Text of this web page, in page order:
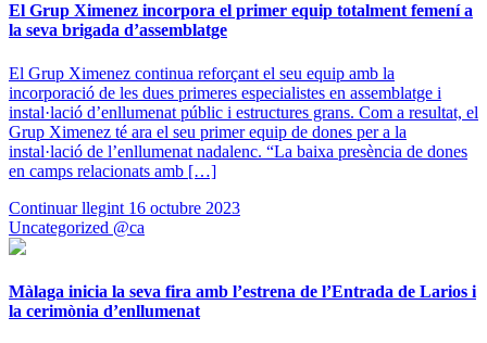
El Grup Ximenez incorpora el primer equip totalment femení a
la seva brigada d’assemblatge
El Grup Ximenez continua reforçant el seu equip amb la
incorporació de les dues primeres especialistes en assemblatge i
instal·lació d’enllumenat públic i estructures grans. Com a resultat, el
Grup Ximenez té ara el seu primer equip de dones per a la
instal·lació de l’enllumenat nadalenc. “La baixa presència de dones
en camps relacionats amb […]
Continuar llegint 16 octubre 2023
Uncategorized @ca
Màlaga inicia la seva fira amb l’estrena de l’Entrada de Larios i
la cerimònia d’enllumenat